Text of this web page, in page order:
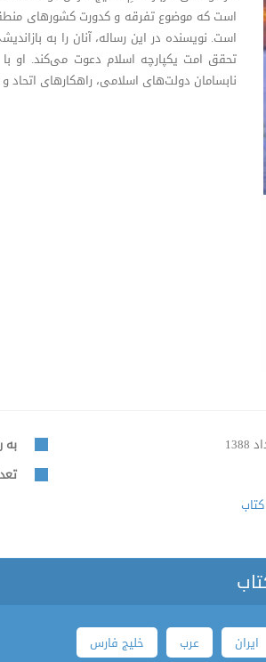
است که موضوع تفرقه و کدورت کشورهای
است. نویسنده در این رساله، آنان را به
تحقق امت یکپارچه اسلام دعوت می‌کند. او
نابسامان دولت‌های اسلامی، راهکارهای
به
ایران عرب خلیج فارس